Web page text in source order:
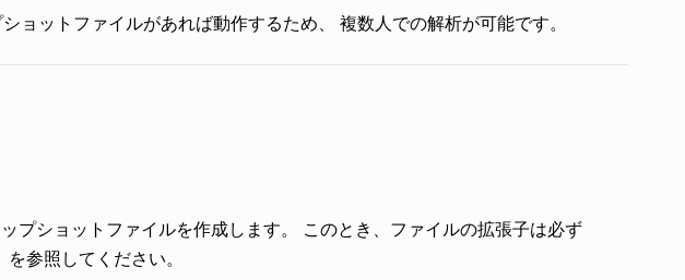
ョットファイルがあれば動作するため、 複数人での解析が可能です。
プショットファイルを作成します。 このとき、ファイルの拡張子は必ず
を参照してください。